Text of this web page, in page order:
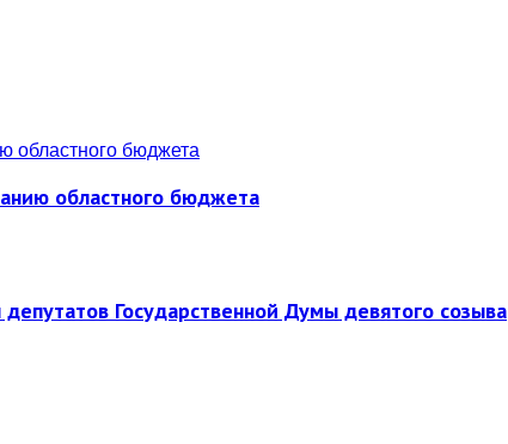
областного бюджета
Государственной Думы девятого созыва